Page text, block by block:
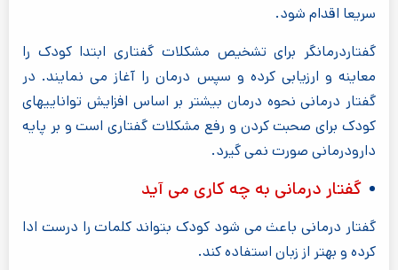
سریعا اقدام شود.
گفتاردرمانگر برای تشخیص مشکلات گفتاری ابتدا کودک را
معاینه و ارزیابی کرده و سپس درمان را آغاز می نمایند. در
گفتار درمانی نحوه درمان بیشتر بر اساس افزایش تواناییهای
کودک برای صحبت کردن و رفع مشکلات گفتاری است و بر پایه
دارودرمانی صورت نمی گیرد.
گفتار درمانی به چه کاری می آید
گفتار درمانی باعث می شود کودک بتواند کلمات را درست ادا
کرده و بهتر از زبان استفاده کند.